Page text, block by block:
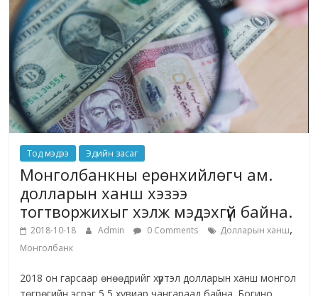
Тод мэдээ Эдийн засаг
Монголбанкны ерөнхийлөгч ам.
долларын ханш хэзээ
тогтворжихыг хэлж мэдэхгүй байна.
2018-10-18 Admin 0 Comments Долларын ханш,
Монголбанк
2018 он гарсаар өнөөдрийг хүртэл долларын ханш монгол